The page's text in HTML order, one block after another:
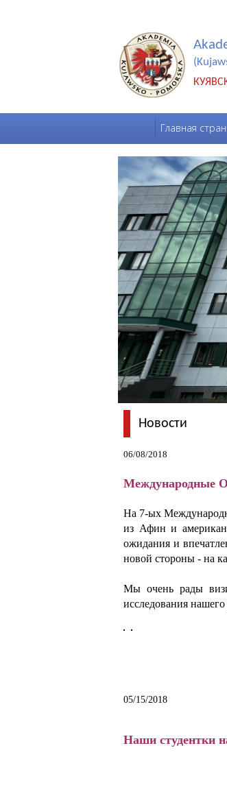
Главная
Новости
06/08/2018
Международные
На 7-ых
из Афин и
ожидания и
новой стороны - на
Мы очень рады
исследования нашего
05/15/2018
Наши студентки